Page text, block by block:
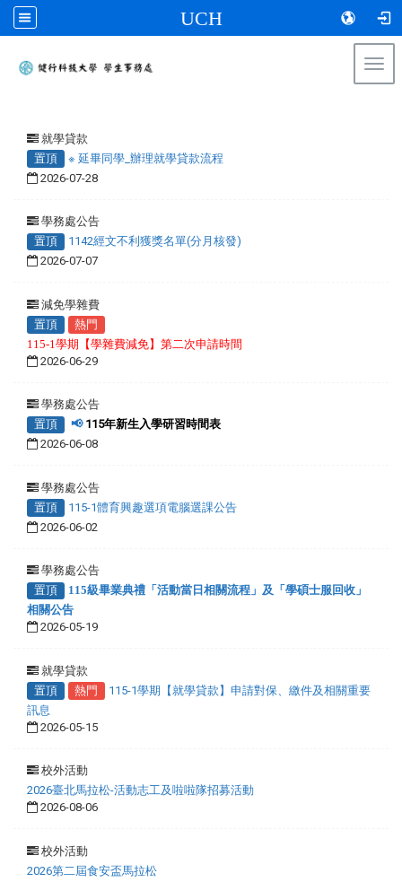
UCH
就學貸款
置頂
※ 延畢同學_辦理就學貸款流程
2026-07-28
學務處公告
置頂
1142經文不利獲獎名單(分月核發)
2026-07-07
減免學雜費
置頂
熱門
115-1學期【學雜費減免】第二次申請時間
2026-06-29
學務處公告
置頂
📢115年新生入學研習時間表
2026-06-08
學務處公告
置頂
115-1體育興趣選項電腦選課公告
2026-06-02
學務處公告
置頂
115級畢業典禮「活動當日相關流程」及「學碩士服回收」
相關公告
2026-05-19
就學貸款
置頂
熱門
115-1學期【就學貸款】申請對保、繳件及相關重要
訊息
2026-05-15
校外活動
2026臺北馬拉松-活動志工及啦啦隊招募活動
2026-08-06
校外活動
2026第二屆食安盃馬拉松